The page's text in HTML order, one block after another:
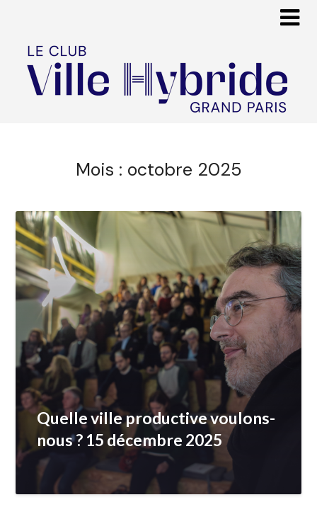
Mois : octobre 2025
Quelle ville productive voulons-
nous ? 15 décembre 2025